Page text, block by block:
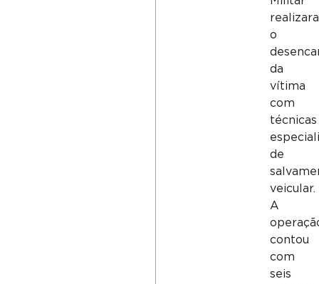
o
da
vítima
com
técnicas
de
veicular.
A
contou
com
seis